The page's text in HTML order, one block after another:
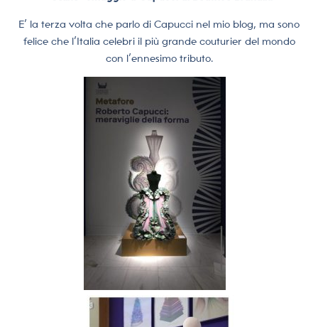
E’ la terza volta che parlo di Capucci nel mio blog, ma sono
felice che l’Italia celebri il più grande couturier del mondo
con l’ennesimo tributo.